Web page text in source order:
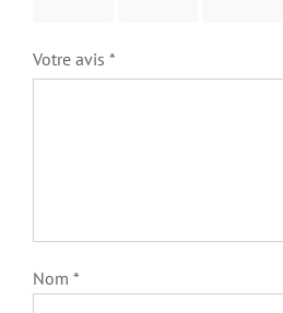
Votre avis *
Nom *